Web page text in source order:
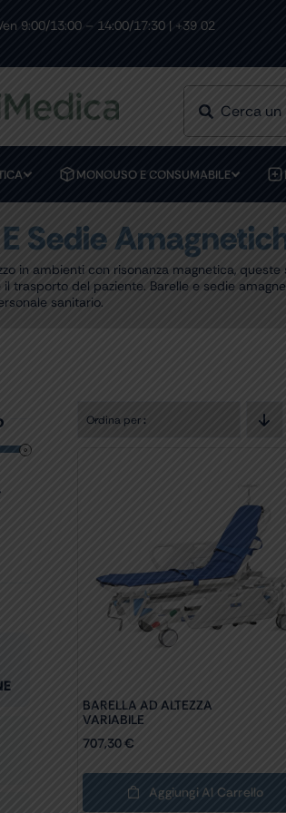
9:00/13:00 – 14:00/17:30 | +39 02
PAGAMENTI SICURI
MONOUSO E CONSUMABILE
Sedie
in ambienti con risonanza magnetica,
il trasporto del paziente. Barelle e sedie
sanitario.
Ordina per:
BARELLA AD ALTEZZA
VARIABILE
707,30€
Aggiungi Al Carrello